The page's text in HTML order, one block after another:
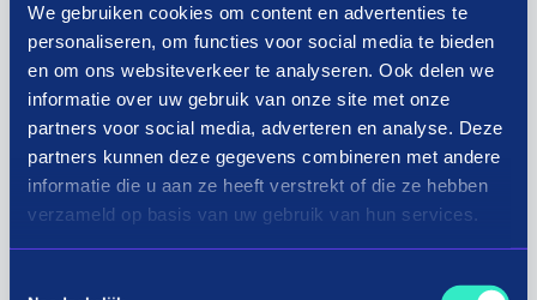
We gebruiken cookies om content en advertenties te
personaliseren, om functies voor social media te bieden
en om ons websiteverkeer te analyseren. Ook delen we
informatie over uw gebruik van onze site met onze
partners voor social media, adverteren en analyse. Deze
partners kunnen deze gegevens combineren met andere
informatie die u aan ze heeft verstrekt of die ze hebben
verzameld op basis van uw gebruik van hun services.
As a leading online retailer, 2Cheap understands
the importance of satisfied customers. No matter
the product — whether it’s a rear light or a power
drill — you can count on our excellent service.
Take your time to explore our extensive
assortment and like our Facebook page to stay up
to date with the latest trends and new arrivals.